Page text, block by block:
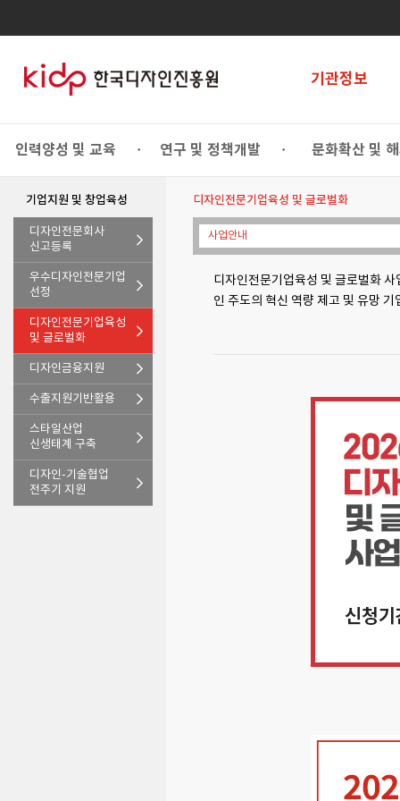
기관정보
인력양성 및 교육 • 연구 및 정책개발 • 문화확산 및
기업지원 및 창업육성
디자인전문회사
신고등록
우수디자인전문기업
선정
디자인전문기업육성
및 글로벌화
디자인금융지원
수출지원기반활용
스타일산업
신생태계 구축
디자인-기술협업
전주기 지원
디자인전문기업육성 및 글로벌화
사업안내
디자인전문기업육성 및 글로벌화
인 주도의 혁신 역량 제고 및 유망 기